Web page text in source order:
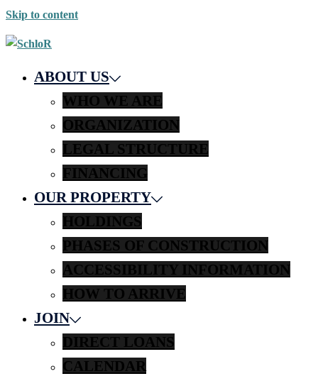
Skip to content
ABOUT US
WHO WE ARE
ORGANIZATION
LEGAL STRUCTURE
FINANCING
OUR PROPERTY
HOLDINGS
PHASES OF CONSTRUCTION
ACCESSIBILITY INFORMATION
HOW TO ARRIVE
JOIN
DIRECT LOANS
CALENDAR